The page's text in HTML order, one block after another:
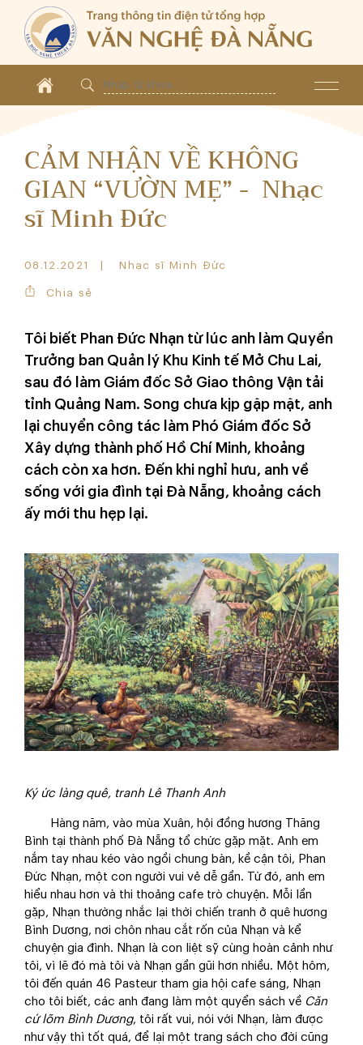
CẢM NHẬN VỀ KHÔNG
GIAN “VƯỜN MẸ” - Nhạc
sĩ Minh Đức
08.12.2021 Nhạc sĩ Minh Đức
Chia sẻ
Tôi biết Phan Đức Nhạn từ lúc anh làm Quyền
Trưởng ban Quản lý Khu Kinh tế Mở Chu Lai,
sau đó làm Giám đốc Sở Giao thông Vận tải
tỉnh Quảng Nam. Song chưa kịp gặp mặt, anh
lại chuyển công tác làm Phó Giám đốc Sở
Xây dựng thành phố Hồ Chí Minh, khoảng
cách còn xa hơn. Đến khi nghỉ hưu, anh về
sống với gia đình tại Đà Nẵng, khoảng cách
ấy mới thu hẹp lại.
Ký ức làng quê, tranh Lê Thanh Anh
Hàng năm, vào mùa Xuân, hội đồng hương Thăng
Bình tại thành phố Đà Nẵng tổ chức gặp mặt. Anh em
nắm tay nhau kéo vào ngồi chung bàn, kề cận tôi, Phan
Đức Nhạn, một con người vui vẻ dễ gần. Từ đó, anh em
hiểu nhau hơn và thi thoảng cafe trò chuyện. Mỗi lần
gặp, Nhạn thường nhắc lại thời chiến tranh ở quê hương
Bình Dương, nơi chôn nhau cắt rốn của Nhạn và kể
chuyện gia đình. Nhạn là con liệt sỹ cùng hoàn cảnh như
tôi, vì lẽ đó mà tôi và Nhạn gần gũi hơn nhiều. Một hôm,
tôi đến quán 46 Pasteur tham gia hội cafe sáng, Nhạn
cho tôi biết, các anh đang làm một quyển sách về Căn
cứ lõm Bình Dương, tôi rất vui, nói với Nhạn, làm được
như vậy thì tốt quá, để lại một trang sách cho đời cũng